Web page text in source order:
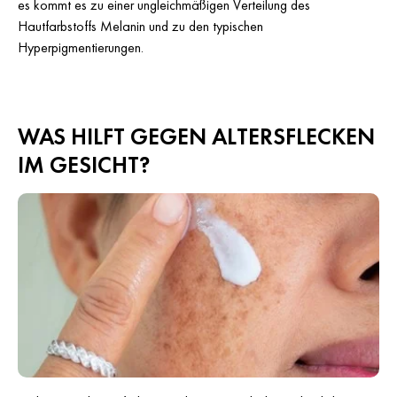
es kommt es zu einer ungleichmäßigen Verteilung des
Hautfarbstoffs Melanin und zu den typischen
Hyperpigmentierungen.
WAS HILFT GEGEN ALTERSFLECKEN
IM GESICHT?